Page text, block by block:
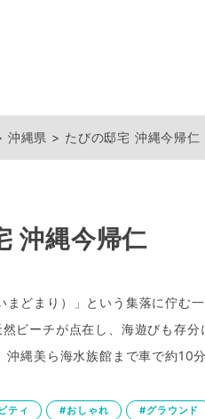
沖縄県 たびの邸宅 沖縄今帰仁
沖縄今帰仁
どまり）」という集落に佇む
ビーチが点在し、海遊びも存分
縄美ら海水族館まで車で約
ティ #おしゃれ #グラウンド